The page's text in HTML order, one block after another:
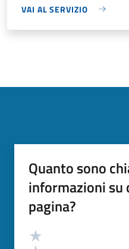
VAI AL SERVIZIO
Quanto sono
informazioni su
pagina?
Valutazione